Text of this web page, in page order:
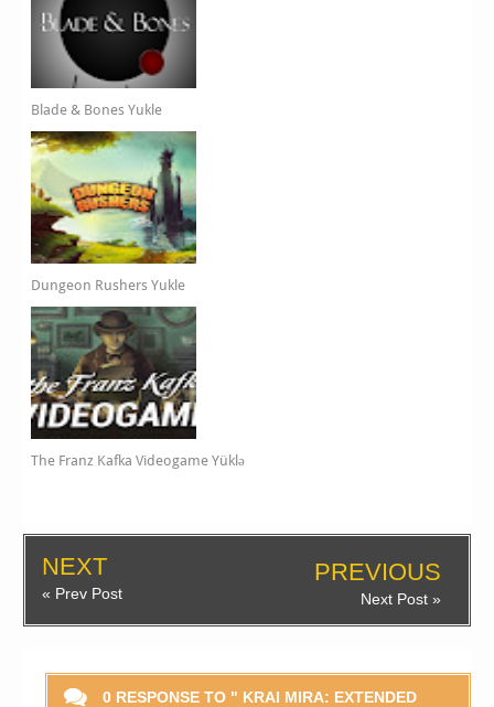
Blade & Bones Yukle
Dungeon Rushers Yukle
The Franz Kafka Videogame Yüklə
NEXT
« Prev Post
PREVIOUS
Next Post »
0 RESPONSE TO " KRAI MIRA: EXTENDED